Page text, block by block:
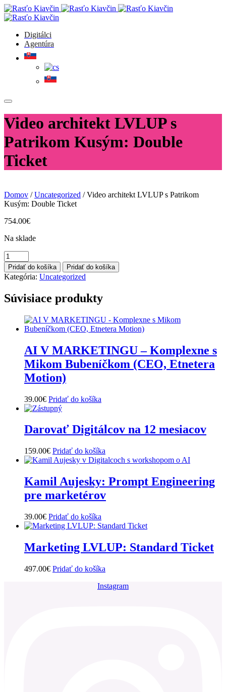
Digitálci
Agentúra
Video architekt LVLUP s
Patrikom Kusým: Double
Ticket
Domov /Uncategorized / Video architekt LVLUP s Patrikom
Kusým: Double Ticket
754.00€
Na sklade
množstvo
Video
architekt
LVLUP
Patrikom
Double
Ticket
Pridať do košíka Pridať do košíka
Kategória: Uncategorized
Súvisiace produkty
AI V MARKETINGU – Komplexne s
Mikom Bubeníčkom (CEO, Etnetera
Motion)
39.00€ Pridať do košíka
Darovať Digitálcov na 12 mesiacov
159.00€ Pridať do košíka
Kamil Aujesky: Prompt Engineering
pre marketérov
39.00€ Pridať do košíka
Marketing LVLUP: Standard Ticket
497.00€ Pridať do košíka
Instagram